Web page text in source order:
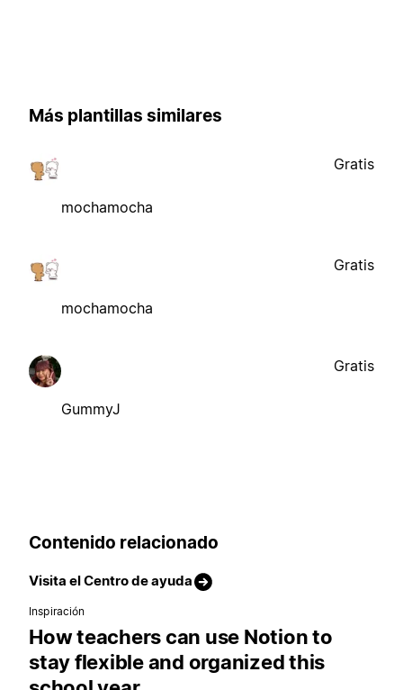
Más plantillas similares
mochamocha
Gratis
mochamocha
Gratis
GummyJ
Gratis
Contenido relacionado
Visita el Centro de ayuda
Inspiración
How teachers can use Notion to
stay flexible and organized this